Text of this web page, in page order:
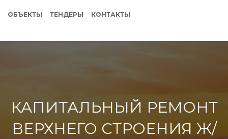
ОБЪЕКТЫ ТЕНДЕРЫ КОНТАКТЫ
КАПИТАЛЬНЫЙ РЕМОНТ
ВЕРХНЕГО СТРОЕНИЯ Ж/